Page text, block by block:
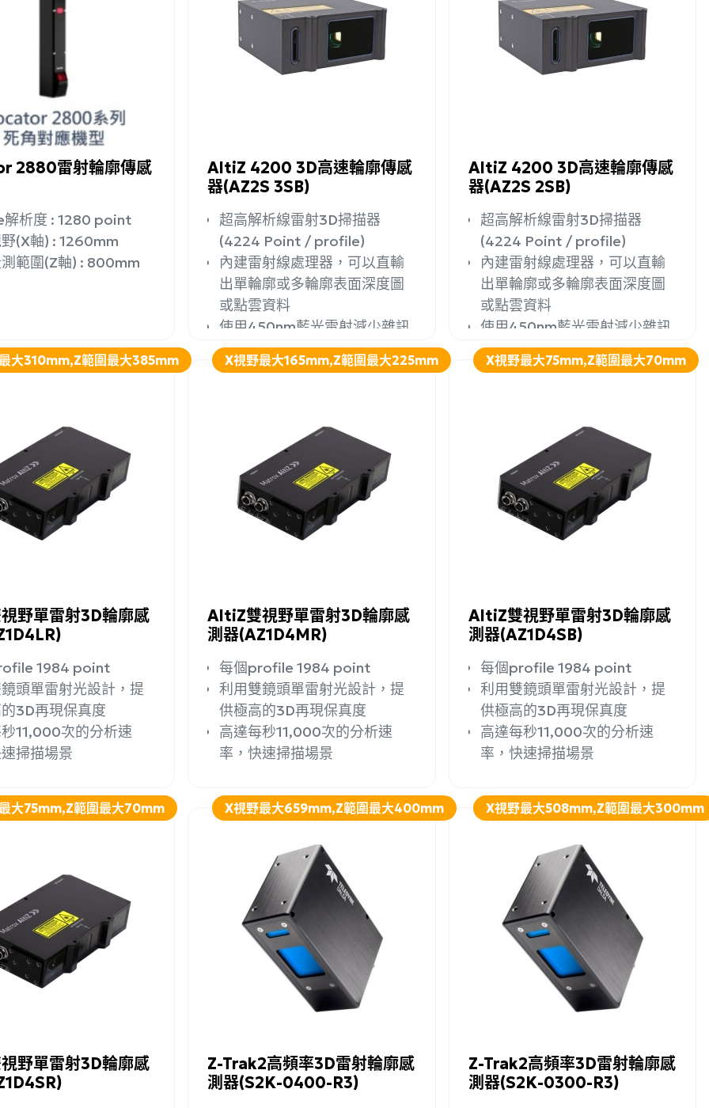
2880雷射輪廓傳感
析度 : 1280 point
(X軸) : 1260mm
範圍(Z軸) : 800mm
問 詳細資訊
AltiZ 4200 3D高速輪廓傳感
器(AZ2S 3SB)
超高解析線雷射3D掃描器
(4224 Point / profile)
內建雷射線處理器，可以直輸
出單輪廓或多輪廓表面深度圖
或點雲資料
使用450nm藍光雷射減少雜訊
AltiZ 4200 3D高速輪廓傳感
器(AZ2S 2SB)
超高解析線雷射3D掃描器
(4224 Point / profile)
內建雷射線處理器，可以直輸
出單輪廓或多輪廓表面深度圖
或點雲資料
使用450nm藍光雷射減少雜訊
大310mm,Z範圍最大385mm
野單雷射3D輪廓感
1984 point
頭單雷射光設計，提
3D再現保真度
11,000次的分析速
掃描場景
X視野最大165mm,Z範圍最大225mm
AltiZ雙視野單雷射3D輪廓感
測器(AZ1D4MR)
每個profile 1984 point
利用雙鏡頭單雷射光設計，提
供極高的3D再現保真度
高達每秒11,000次的分析速
率，快速掃描場景
X視野最大75mm,Z範圍最大70mm
AltiZ雙視野單雷射3D輪廓感
測器(AZ1D4SB)
每個profile 1984 point
利用雙鏡頭單雷射光設計，提
供極高的3D再現保真度
高達每秒11,000次的分析速
率，快速掃描場景
大75mm,Z範圍最大70mm
野單雷射3D輪廓感
X視野最大659mm,Z範圍最大400mm
Z-Trak2高頻率3D雷射輪廓感
測器(S2K-0400-R3)
詳細資訊
X視野最大508mm,Z範圍最大300mm
Z-Trak2高頻率3D雷射輪廓感
測器(S2K-0300-R3)
詳細資訊